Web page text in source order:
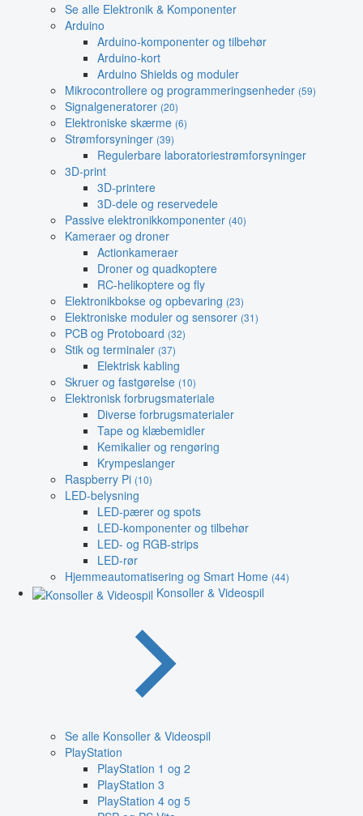
Se alle Elektronik & Komponenter
Arduino
Arduino-komponenter og tilbehør
Arduino-kort
Arduino Shields og moduler
Mikrocontrollere og programmeringsenheder (59)
Signalgeneratorer (20)
Elektroniske skærme (6)
Strømforsyninger (39)
Regulerbare laboratoriestrømforsyninger
3D-print
3D-printere
3D-dele og reservedele
Passive elektronikkomponenter (40)
Kameraer og droner
Actionkameraer
Droner og quadkoptere
RC-helikoptere og fly
Elektronikbokse og opbevaring (23)
Elektroniske moduler og sensorer (31)
PCB og Protoboard (32)
Stik og terminaler (37)
Elektrisk kabling
Skruer og fastgørelse (10)
Elektronisk forbrugsmateriale
Diverse forbrugsmaterialer
Tape og klæbemidler
Kemikalier og rengøring
Krympeslanger
Raspberry Pi (10)
LED-belysning
LED-pærer og spots
LED-komponenter og tilbehør
LED- og RGB-strips
LED-rør
Hjemmeautomatisering og Smart Home (44)
Konsoller & Videospil
Se alle Konsoller & Videospil
PlayStation
PlayStation 1 og 2
PlayStation 3
PlayStation 4 og 5